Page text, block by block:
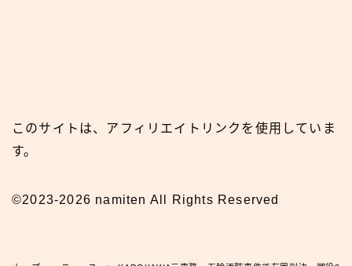
このサイトは、アフィリエイトリンクを使用していま
す。
©2023-2026 namiten All Rights Reserved